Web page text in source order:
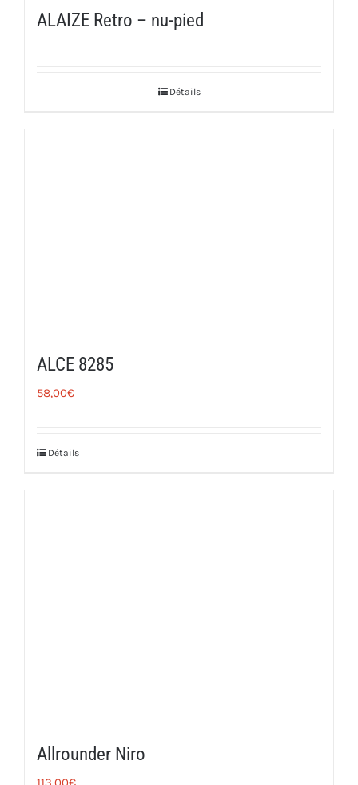
ALAIZE Retro – nu-pied
Détails
ALCE 8285
58,00€
Détails
Allrounder Niro